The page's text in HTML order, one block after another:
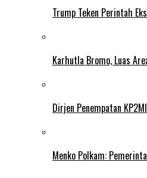
Trump Teken Perintah
Karhutla Bromo, Luas
Dirjen Penempatan
Menko Polkam: